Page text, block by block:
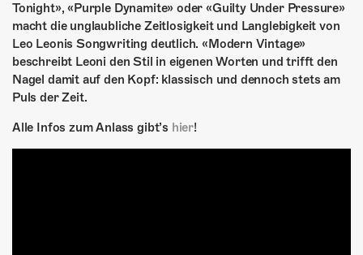
Tonight», «Purple Dynamite» oder «Guilty Under Pressure»
macht die unglaubliche Zeitlosigkeit und Langlebigkeit von
Leo Leonis Songwriting deutlich. «Modern Vintage»
beschreibt Leoni den Stil in eigenen Worten und trifft den
Nagel damit auf den Kopf: klassisch und dennoch stets am
Puls der Zeit.
Alle Infos zum Anlass gibt’s hier!